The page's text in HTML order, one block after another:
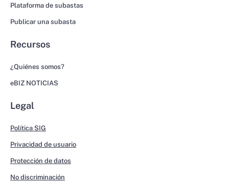
Plataforma de subastas
Publicar una subasta
Recursos
¿Quiénes somos?
eBIZ NOTICIAS
Legal
Política SIG
Privacidad de usuario
Protección de datos
No discriminación